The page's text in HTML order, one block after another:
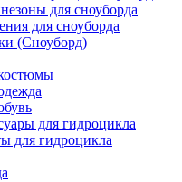
для сноуборда
для сноуборда
(Сноуборд)
для гидроцикла
для гидроцикла